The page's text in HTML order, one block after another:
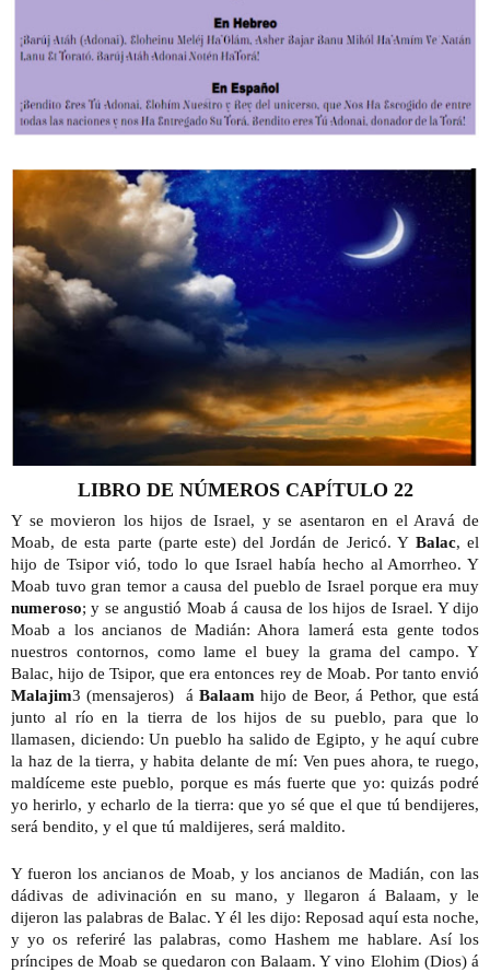
LIBRO DE NÚMEROS CAPÍTULO 22
Y se movieron los hijos de Israel, y se asentaron en el Aravá de
Moab, de esta parte (parte este) del Jordán de Jericó. Y Balac, el
hijo de Tsipor vió, todo lo que Israel había hecho al Amorrheo. Y
Moab tuvo gran temor a causa del pueblo de Israel porque era muy
numeroso; y se angustió Moab á causa de los hijos de Israel. Y dijo
Moab a los ancianos de Madián: Ahora lamerá esta gente todos
nuestros contornos, como lame el buey la grama del campo. Y
Balac, hijo de Tsipor, que era entonces rey de Moab. Por tanto envió
Malajim3 (mensajeros)  á Balaam hijo de Beor, á Pethor, que está
junto al río en la tierra de los hijos de su pueblo, para que lo
llamasen, diciendo: Un pueblo ha salido de Egipto, y he aquí cubre
la haz de la tierra, y habita delante de mí: Ven pues ahora, te ruego,
maldíceme este pueblo, porque es más fuerte que yo: quizás podré
yo herirlo, y echarlo de la tierra: que yo sé que el que tú bendijeres,
será bendito, y el que tú maldijeres, será maldito.
Y fueron los ancianos de Moab, y los ancianos de Madián, con las
dádivas de adivinación en su mano, y llegaron á Balaam, y le
dijeron las palabras de Balac. Y él les dijo: Reposad aquí esta noche,
y yo os referiré las palabras, como Hashem me hablare. Así los
príncipes de Moab se quedaron con Balaam. Y vino Elohim (Dios) á